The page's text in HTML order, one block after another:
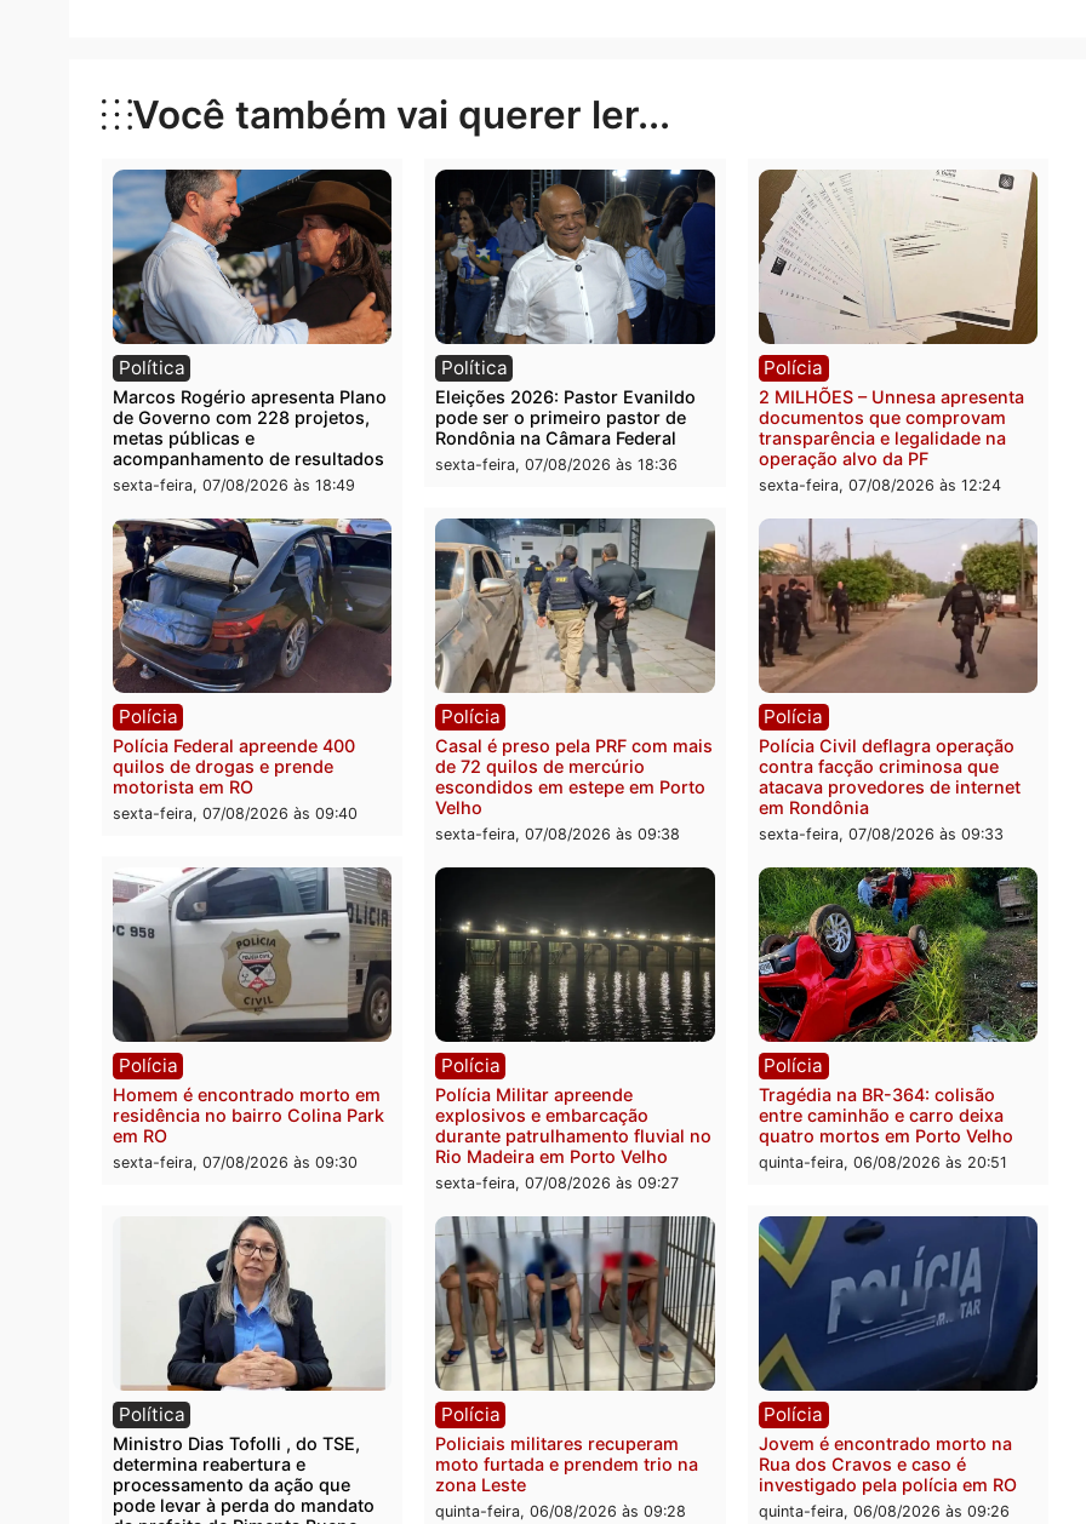
Publicidade
Você também vai querer ler...
Política
Marcos Rogério apresenta Plano
de Governo com 228 projetos,
metas públicas e
acompanhamento de resultados
sexta-feira, 07/08/2026 às 18:49
Política
Eleições 2026: Pastor Evanildo
pode ser o primeiro pastor de
Rondônia na Câmara Federal
sexta-feira, 07/08/2026 às 18:36
Polícia
2 MILHÕES – Unnesa
documentos que
transparência e legalidade
operação alvo da PF
Polícia Federal apreende 400
quilos de drogas e prende
motorista em RO
sexta-feira, 07/08/2026 às 09:40
Polícia
Casal é preso pela PRF com mais
de 72 quilos de mercúrio
escondidos em estepe em Porto
Velho
sexta-feira, 07/08/2026 às 09:38
Polícia
Polícia Civil deflagra
contra facção criminosa
atacava provedores de
sexta-feira, 07/08/2026 às
Polícia
Homem é encontrado morto em
residência no bairro Colina Park
em RO
sexta-feira, 07/08/2026 às 09:30
Polícia
Polícia Militar apreende
explosivos e embarcação
durante patrulhamento fluvial no
Rio Madeira em Porto Velho
sexta-feira, 07/08/2026 às 09:27
Polícia
Tragédia na BR-364:
quatro mortos em Porto
quinta-feira, 06/08/2026 às